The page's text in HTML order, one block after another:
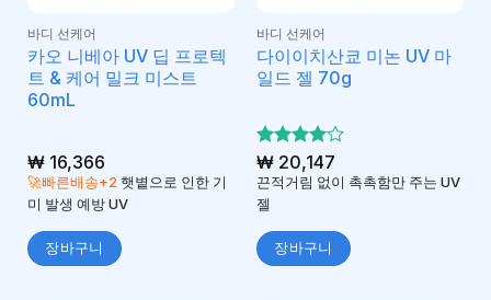
바디 선케어
카오 니베아 UV 딥 프로텍
트 & 케어 밀크 미스트
60mL
₩16,366
🚀빠른배송+2햇볕으로 인한 기
미 발생 예방 UV
장바구니
바디 선케어
다이이치산쿄 미논 UV 마
일드 젤 70g
5 중에서
4로 평
가됨
₩20,147
끈적거림 없이 촉촉함만 주는 UV
젤
장바구니